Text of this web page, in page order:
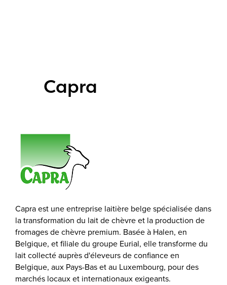
Capra
Capra est une entreprise laitière belge spécialisée dans
la transformation du lait de chèvre et la production de
fromages de chèvre premium. Basée à Halen, en
Belgique, et filiale du groupe Eurial, elle transforme du
lait collecté auprès d'éleveurs de confiance en
Belgique, aux Pays-Bas et au Luxembourg, pour des
marchés locaux et internationaux exigeants.